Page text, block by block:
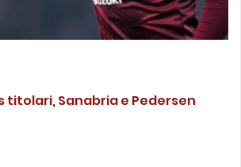
titolari, Sanabria e Pedersen